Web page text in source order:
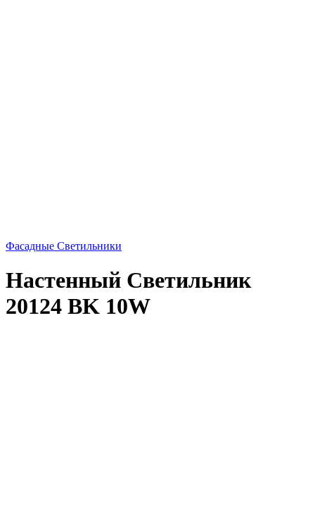
Фасадные Светильники
Настенный Светильник
20124 BK 10W